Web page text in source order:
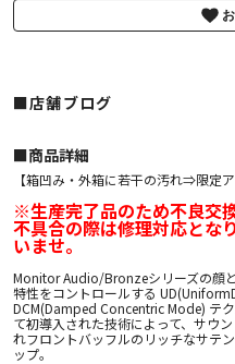
■店舗ブログ
■︎商品詳細
【箱凹み・外箱に若干の汚れ⇒限定ア
※生産完了品のため不良交
不具合の際は修理対応とな
いませ。
Monitor Audio/Bronzeシリーズの顔
特性をコントロールする
DCM(Damped Concentric Mode) テ
て初導入された技術によって、サウ
れフロントバッフルのリッチなサテ
ップ。